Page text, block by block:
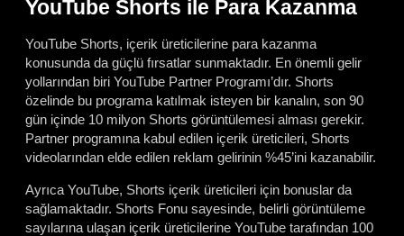
YouTube Shorts ile Para Kazanma
YouTube Shorts, içerik üreticilerine para kazanma
konusunda da güçlü fırsatlar sunmaktadır. En önemli gelir
yollarından biri YouTube Partner Programı’dır. Shorts
özelinde bu programa katılmak isteyen bir kanalın, son 90
gün içinde 10 milyon Shorts görüntülemesi alması gerekir.
Partner programına kabul edilen içerik üreticileri, Shorts
videolarından elde edilen reklam gelirinin %45’ini kazanabilir.
Ayrıca YouTube, Shorts içerik üreticileri için bonuslar da
sağlamaktadır. Shorts Fonu sayesinde, belirli görüntüleme
sayılarına ulaşan içerik üreticilerine YouTube tarafından 100